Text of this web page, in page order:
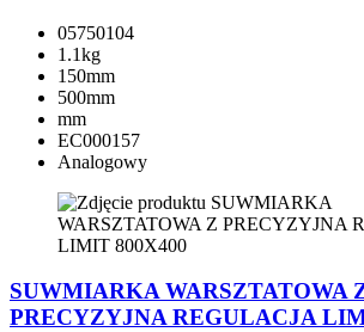
05750104
1.1kg
150mm
500mm
mm
EC000157
Analogowy
SUWMIARKA WARSZTATOWA
PRECYZYJNA REGULACJA